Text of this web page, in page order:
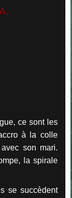
ce sont les
à la colle
son mari.
la spirale
se succèdent